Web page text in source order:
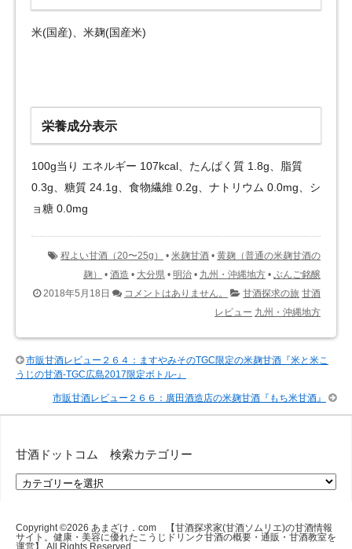
米(国産)、米麹(国産米)
栄養成分表示
100g当り エネルギー 107kcal、たんぱく質 1.8g、脂質
0.3g、糖質 24.1g、食物繊維 0.2g、ナトリウム 0.0mg、シ
ョ糖 0.0mg
程よい甘酒（20〜25g） • 米麹甘酒 • 黄麹（普通の米麹甘酒の
麹）
• 酒造 • 大分県 • 明治 • 九州・沖縄地方 • ぶんご銘醸
2018年5月18日
コメントはありません。 甘酒探求の旅 甘酒
レビュー 九州・沖縄地方
市販甘酒レビュー２６４：ますやみそのTGC限定の米麹甘酒『米と米こ
うじの甘酒-TGC広島2017限定ボトル-』
市販甘酒レビュー２６６：廣田酒造店の米麹甘酒『もち米甘酒』
甘酒ドットコム 検索カテゴリー
甘
ッ
ト
Copyright ©2026 あまざけ．com 【甘酒探求家(甘酒ソムリエ)の甘酒情報
サイト。健康・美容に優れたこうじドリンク甘酒の概要・通販・甘酒教室を
運営】
All Rights Reserved.